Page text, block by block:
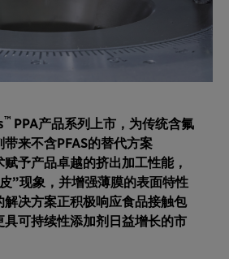
™ PPA产品系列上市，为传统含氟
带来不含PFAS的替代方案
予产品卓越的挤出加工性能，
”现象，并增强薄膜的表面特性
解决方案正积极响应食品接触包
具可持续性添加剂日益增长的市